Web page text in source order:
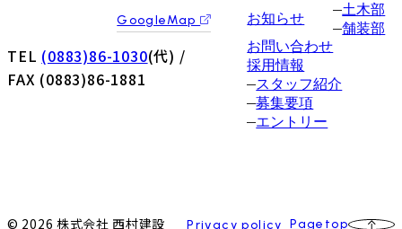
GoogleMap
TEL (0883)86-1030(代) /
FAX (0883)86-1881
お知らせ
お問い合わせ
土木部
舗装部
採用情報
スタッフ紹介
募集要項
エントリー
© 2026 株式会社 西村建設 Privacy policy Pagetop